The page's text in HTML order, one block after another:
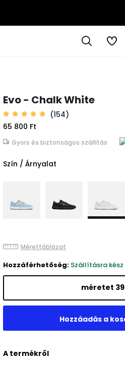
Evo - Chalk White
(154)
65 800 Ft
Gyors és biztonságos szállítás
Szín / Árnyalat
Mérettáblázat
Hozzáférhetőség: Szállításra kész
méretet 39
A termékről